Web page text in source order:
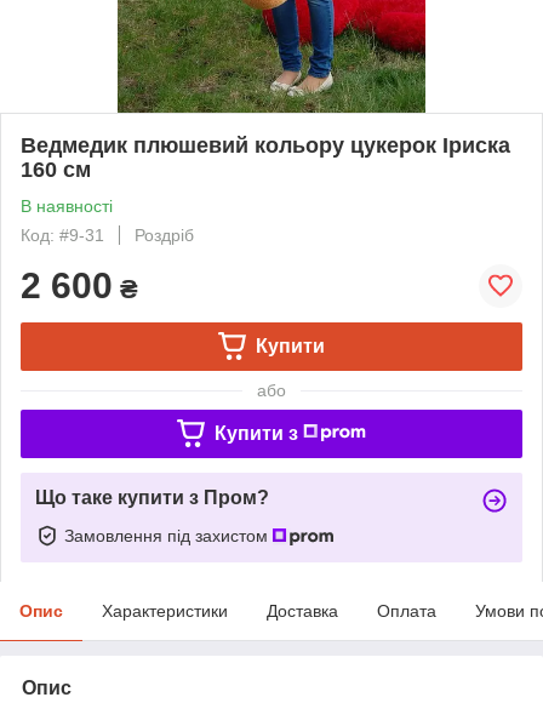
Ведмедик плюшевий кольору цукерок Іриска
160 см
В наявності
Код: #9-31
Роздріб
2 600 ₴
Купити
або
Купити з
Що таке купити з Пром?
Замовлення під захистом
Опис Характеристики Доставка Оплата Умови
Опис